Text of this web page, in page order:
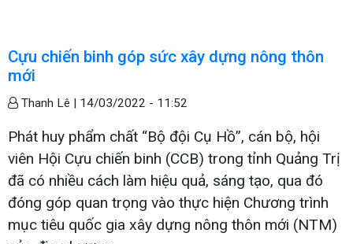
Cựu chiến binh góp sức xây dựng nông thôn
mới
Thanh Lê | 14/03/2022 - 11:52
Phát huy phẩm chất “Bộ đội Cụ Hồ”, cán bộ, hội
viên Hội Cựu chiến binh (CCB) trong tỉnh Quảng Trị
đã có nhiều cách làm hiệu quả, sáng tạo, qua đó
đóng góp quan trọng vào thực hiện Chương trình
mục tiêu quốc gia xây dựng nông thôn mới (NTM)